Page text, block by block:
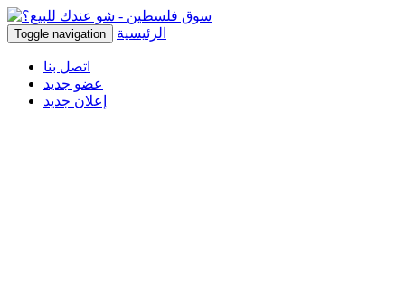
Toggle navigation الرئيسية
اتصل بنا
عضو جديد
إعلان جديد